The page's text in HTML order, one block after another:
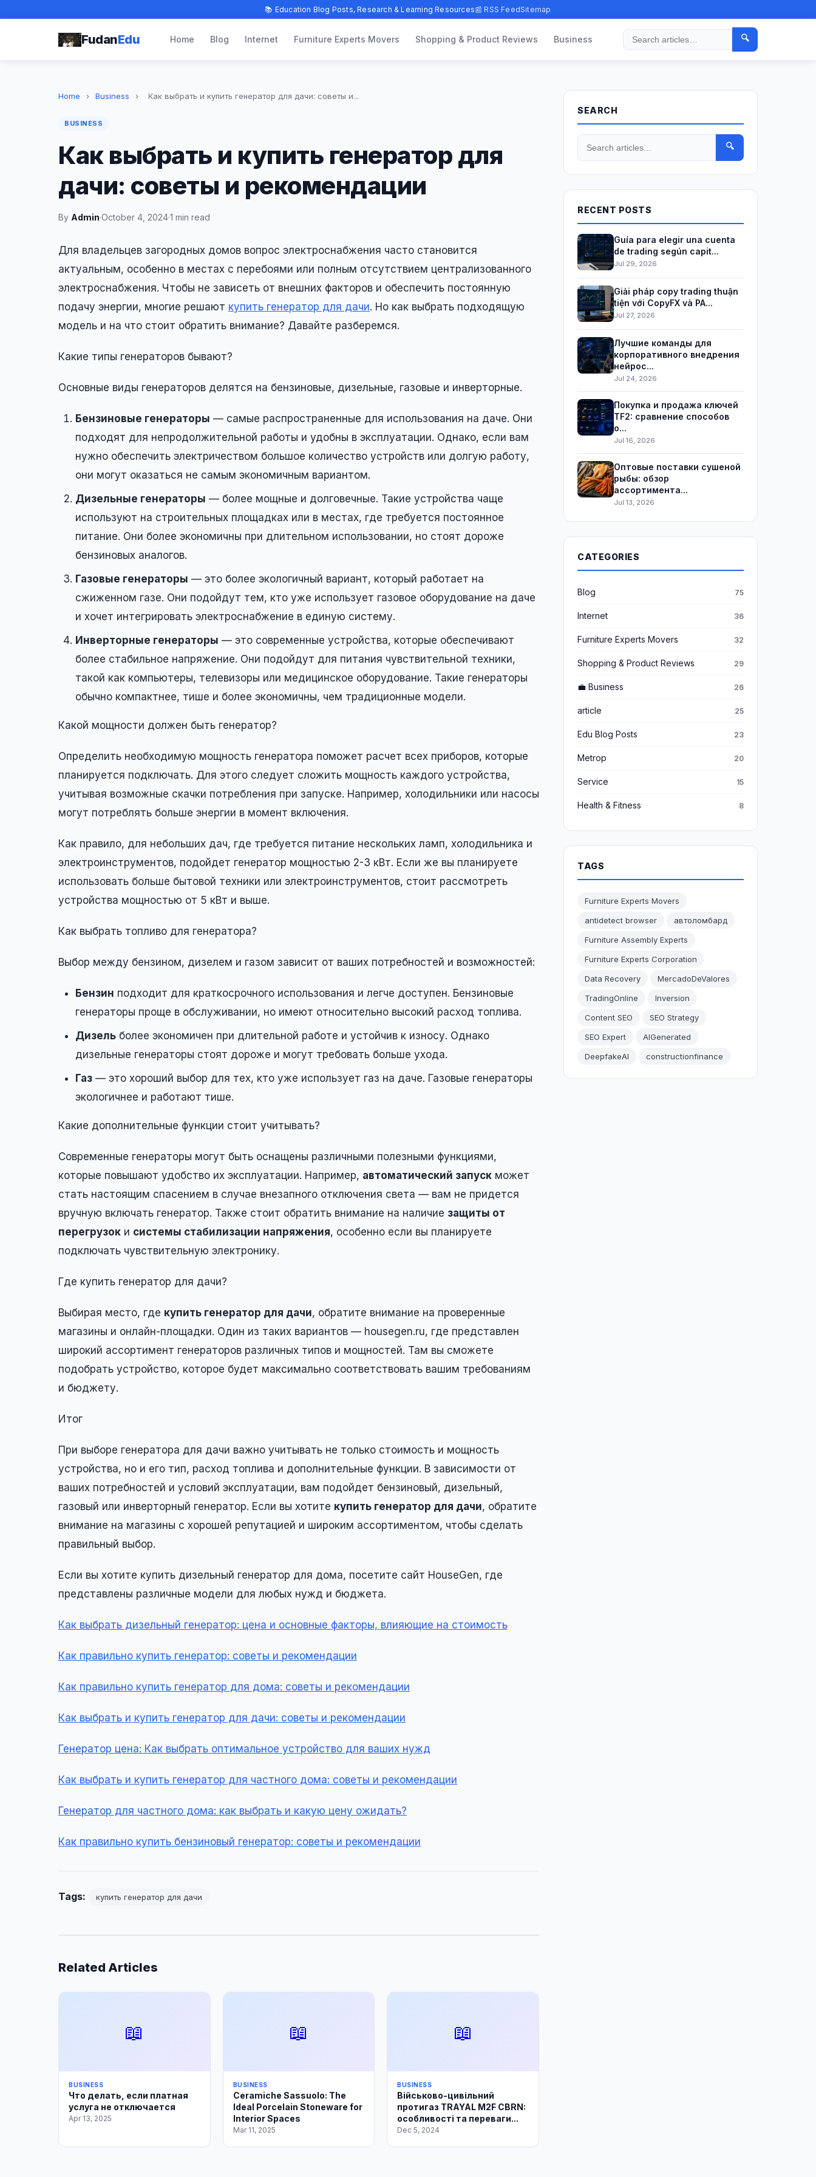
📚 Education Blog Posts, Research & Learning Resources📰 RSS FeedSitemap
FudanEdu Home Blog Internet Furniture Experts Movers Shopping & Product Reviews Business
Search
🔍
Home › Business › Как выбрать и купить генератор для дачи: советы и...
BUSINESS
Как выбрать и купить генератор для
дачи: советы и рекомендации
By Admin·October 4, 2024·1 min read
Для владельцев загородных домов вопрос электроснабжения часто становится
актуальным, особенно в местах с перебоями или полным отсутствием централизованного
электроснабжения. Чтобы не зависеть от внешних факторов и обеспечить постоянную
подачу энергии, многие решают купить генератор для дачи. Но как выбрать подходящую
модель и на что стоит обратить внимание? Давайте разберемся.
Какие типы генераторов бывают?
Основные виды генераторов делятся на бензиновые, дизельные, газовые и инверторные.
Бензиновые генераторы — самые распространенные для использования на даче. Они
подходят для непродолжительной работы и удобны в эксплуатации. Однако, если вам
нужно обеспечить электричеством большое количество устройств или долгую работу,
они могут оказаться не самым экономичным вариантом.
Дизельные генераторы — более мощные и долговечные. Такие устройства чаще
используют на строительных площадках или в местах, где требуется постоянное
питание. Они более экономичны при длительном использовании, но стоят дороже
бензиновых аналогов.
Газовые генераторы — это более экологичный вариант, который работает на
сжиженном газе. Они подойдут тем, кто уже использует газовое оборудование на даче
и хочет интегрировать электроснабжение в единую систему.
Инверторные генераторы — это современные устройства, которые обеспечивают
более стабильное напряжение. Они подойдут для питания чувствительной техники,
такой как компьютеры, телевизоры или медицинское оборудование. Такие генераторы
обычно компактнее, тише и более экономичны, чем традиционные модели.
Какой мощности должен быть генератор?
Определить необходимую мощность генератора поможет расчет всех приборов, которые
планируется подключать. Для этого следует сложить мощность каждого устройства,
учитывая возможные скачки потребления при запуске. Например, холодильники или насосы
могут потреблять больше энергии в момент включения.
Как правило, для небольших дач, где требуется питание нескольких ламп, холодильника и
электроинструментов, подойдет генератор мощностью 2-3 кВт. Если же вы планируете
использовать больше бытовой техники или электроинструментов, стоит рассмотреть
устройства мощностью от 5 кВт и выше.
Как выбрать топливо для генератора?
Выбор между бензином, дизелем и газом зависит от ваших потребностей и возможностей:
Бензин подходит для краткосрочного использования и легче доступен. Бензиновые
генераторы проще в обслуживании, но имеют относительно высокий расход топлива.
Дизель более экономичен при длительной работе и устойчив к износу. Однако
дизельные генераторы стоят дороже и могут требовать больше ухода.
Газ — это хороший выбор для тех, кто уже использует газ на даче. Газовые генераторы
экологичнее и работают тише.
Какие дополнительные функции стоит учитывать?
Современные генераторы могут быть оснащены различными полезными функциями,
которые повышают удобство их эксплуатации. Например, автоматический запуск может
стать настоящим спасением в случае внезапного отключения света — вам не придется
вручную включать генератор. Также стоит обратить внимание на наличие защиты от
перегрузок и системы стабилизации напряжения, особенно если вы планируете
подключать чувствительную электронику.
Где купить генератор для дачи?
Выбирая место, где купить генератор для дачи, обратите внимание на проверенные
магазины и онлайн-площадки. Один из таких вариантов — housegen.ru, где представлен
широкий ассортимент генераторов различных типов и мощностей. Там вы сможете
подобрать устройство, которое будет максимально соответствовать вашим требованиям
и бюджету.
Итог
При выборе генератора для дачи важно учитывать не только стоимость и мощность
устройства, но и его тип, расход топлива и дополнительные функции. В зависимости от
ваших потребностей и условий эксплуатации, вам подойдет бензиновый, дизельный,
газовый или инверторный генератор. Если вы хотите купить генератор для дачи, обратите
внимание на магазины с хорошей репутацией и широким ассортиментом, чтобы сделать
правильный выбор.
Если вы хотите купить дизельный генератор для дома, посетите сайт HouseGen, где
представлены различные модели для любых нужд и бюджета.
Как выбрать дизельный генератор: цена и основные факторы, влияющие на стоимость
Как правильно купить генератор: советы и рекомендации
Как правильно купить генератор для дома: советы и рекомендации
Как выбрать и купить генератор для дачи: советы и рекомендации
Генератор цена: Как выбрать оптимальное устройство для ваших нужд
Как выбрать и купить генератор для частного дома: советы и рекомендации
Генератор для частного дома: как выбрать и какую цену ожидать?
Как правильно купить бензиновый генератор: советы и рекомендации
Tags: купить генератор для дачи
Related Articles
📖
BUSINESS
Что делать, если платная
услуга не отключается
Apr 13, 2025
📖
BUSINESS
Ceramiche Sassuolo: The
Ideal Porcelain Stoneware for
Interior Spaces
Mar 11, 2025
📖
BUSINESS
Військово-цивільний
протигаз TRAYAL M2F CBRN:
особливості та переваги...
Dec 5, 2024
SEARCH
🔍
RECENT POSTS
Guía para elegir una cuenta
de trading según capit...
Jul 29, 2026
Giải pháp copy trading thuận
tiện với CopyFX và PA...
Jul 27, 2026
Лучшие команды для
корпоративного внедрения
нейрос...
Jul 24, 2026
Покупка и продажа ключей
TF2: сравнение способов
о...
Jul 16, 2026
Оптовые поставки сушеной
рыбы: обзор
ассортимента...
Jul 13, 2026
CATEGORIES
Blog 75
Internet 36
Furniture Experts Movers 32
Shopping & Product Reviews 29
💼 Business 26
article 25
Edu Blog Posts 23
Metrop 20
Service 15
Health & Fitness 8
TAGS
Furniture Experts Movers
antidetect browser
автоломбард
Furniture Assembly Experts
Furniture Experts Corporation
Data Recovery
MercadoDeValores
TradingOnline
Inversion
Content SEO
SEO Strategy
SEO Expert
AIGenerated
DeepfakeAI
constructionfinance